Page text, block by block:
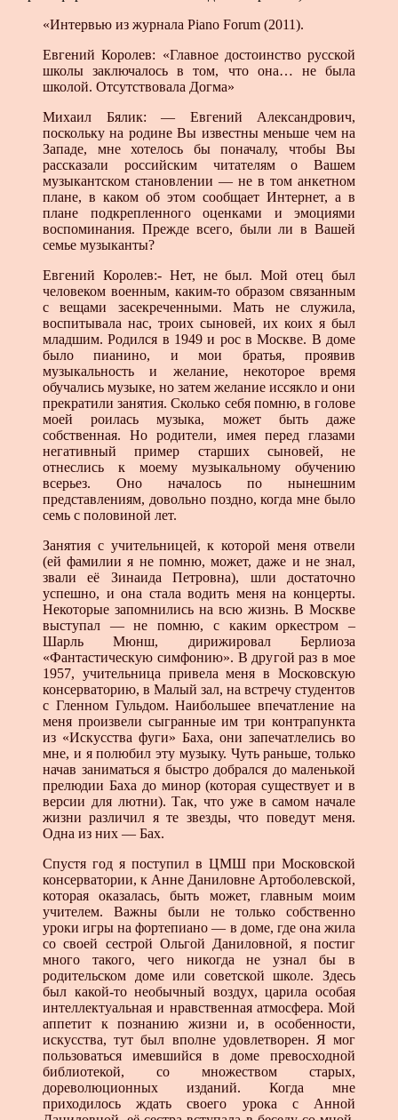
«Интервью из журнала Piano Forum (2011).
Евгений Королев: «Главное достоинство русской
школы заключалось в том, что она… не была
школой. Отсутствовала Догма»
Михаил Бялик: — Евгений Александрович,
поскольку на родине Вы известны меньше чем на
Западе, мне хотелось бы поначалу, чтобы Вы
рассказали российским читателям о Вашем
музыкантском становлении — не в том анкетном
плане, в каком об этом сообщает Интернет, а в
плане подкрепленного оценками и эмоциями
воспоминания. Прежде всего, были ли в Вашей
семье музыканты?
Евгений Королев:- Нет, не был. Мой отец был
человеком военным, каким-то образом связанным
с вещами засекреченными. Мать не служила,
воспитывала нас, троих сыновей, их коих я был
младшим. Родился в 1949 и рос в Москве. В доме
было пианино, и мои братья, проявив
музыкальность и желание, некоторое время
обучались музыке, но затем желание иссякло и они
прекратили занятия. Сколько себя помню, в голове
моей роилась музыка, может быть даже
собственная. Но родители, имея перед глазами
негативный пример старших сыновей, не
отнеслись к моему музыкальному обучению
всерьез. Оно началось по нынешним
представлениям, довольно поздно, когда мне было
семь с половиной лет.
Занятия с учительницей, к которой меня отвели
(ей фамилии я не помню, может, даже и не знал,
звали её Зинаида Петровна), шли достаточно
успешно, и она стала водить меня на концерты.
Некоторые запомнились на всю жизнь. В Москве
выступал — не помню, с каким оркестром –
Шарль Мюнш, дирижировал Берлиоза
«Фантастическую симфонию». В другой раз в мое
1957, учительница привела меня в Московскую
консерваторию, в Малый зал, на встречу студентов
с Гленном Гульдом. Наибольшее впечатление на
меня произвели сыгранные им три контрапункта
из «Искусства фуги» Баха, они запечатлелись во
мне, и я полюбил эту музыку. Чуть раньше, только
начав заниматься я быстро добрался до маленькой
прелюдии Баха до минор (которая существует и в
версии для лютни). Так, что уже в самом начале
жизни различил я те звезды, что поведут меня.
Одна из них — Бах.
Спустя год я поступил в ЦМШ при Московской
консерватории, к Анне Даниловне Артоболевской,
которая оказалась, быть может, главным моим
учителем. Важны были не только собственно
уроки игры на фортепиано — в доме, где она жила
со своей сестрой Ольгой Даниловной, я постиг
много такого, чего никогда не узнал бы в
родительском доме или советской школе. Здесь
был какой-то необычный воздух, царила особая
интеллектуальная и нравственная атмосфера. Мой
аппетит к познанию жизни и, в особенности,
искусства, тут был вполне удовлетворен. Я мог
пользоваться имевшийся в доме превосходной
библиотекой, со множеством старых,
дореволюционных изданий. Когда мне
приходилось ждать своего урока с Анной